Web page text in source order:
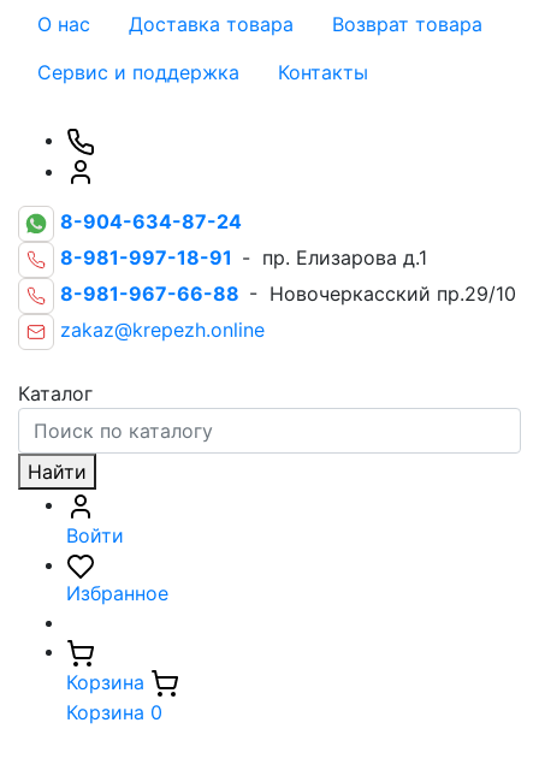
О нас Доставка товара
Возврат товара
Сервис и поддержка
Контакты
8-904-634-87-24
8-981-997-18-91 - пр. Елизарова д.1
8-981-967-66-88 - Новочеркасский пр.29/10
zakaz@krepezh.online
Каталог
Найти
Войти
Избранное
Корзина
Корзина 0